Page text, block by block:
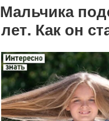
Мальчика
лет. Как он